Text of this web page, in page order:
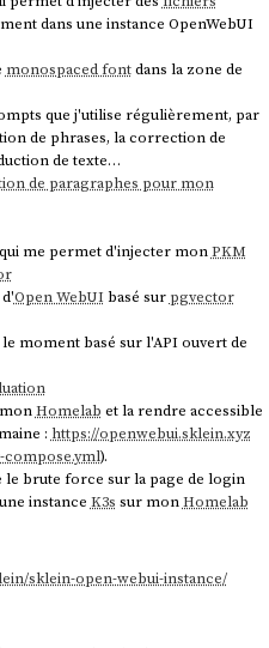
dans une instance OpenWebUI
monospaced fontdans la zone de
que j'utilise régulièrement, par
de phrases, la correction de
de texte…
de paragraphes pour mon
me permet d'injecter monPKM
Open WebUI basé sur pgvector
moment basé sur l'API ouvert de
monHomelab et la rendre accessible
:https://openwebui.sklein.xyz
).
brute force sur la page de login
instanceK3s sur monHomelab
sklein-open-webui-instance/